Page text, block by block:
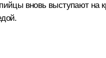
вновь выступают на